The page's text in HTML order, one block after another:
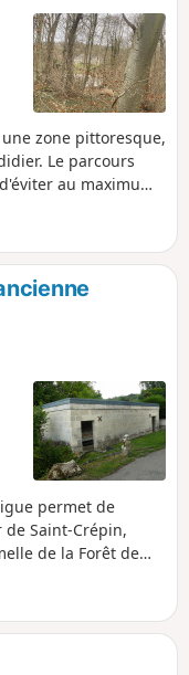
zone pittoresque,
Le parcours
au maximum
il fait le tour
permet de
Saint-Crépin,
de la Forêt de
boisés. Un pique-
et face à la vue.